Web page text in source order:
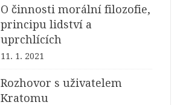
O činnosti morální filozofie,
principu lidství a
uprchlících
11. 1. 2021
Rozhovor s uživatelem
Kratomu